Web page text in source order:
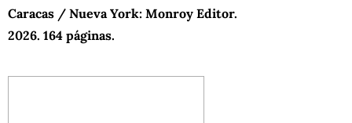
Caracas / Nueva York: Monroy Editor.
2026. 164 páginas.